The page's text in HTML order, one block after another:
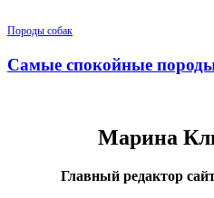
Породы собак
Самые спокойные
Марина
Главный редактор